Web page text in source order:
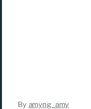
By amyng_amy